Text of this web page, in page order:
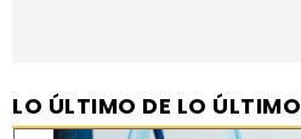
LO ÚLTIMO DE LO ÚLTIMO